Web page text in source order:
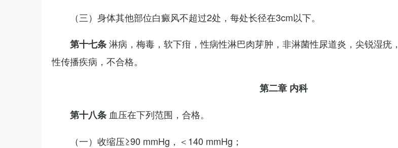
（三）身体其他部位白癜风不超过2处，每处长径在3cm以下。
第十七条淋病，梅毒，软下疳，性病性淋巴肉芽肿，非淋菌性尿道炎，尖锐湿疣
性传播疾病，不合格。
第二章 内科
第十八条 血压在下列范围，合格。
（一）收缩压≥90 mmHg，＜140 mmHg；